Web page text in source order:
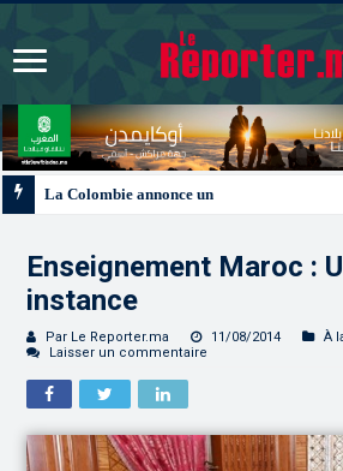
Enseignement Maroc :
instance
Par Le Reporter.ma 11/08/2014
À
Laisser un commentaire